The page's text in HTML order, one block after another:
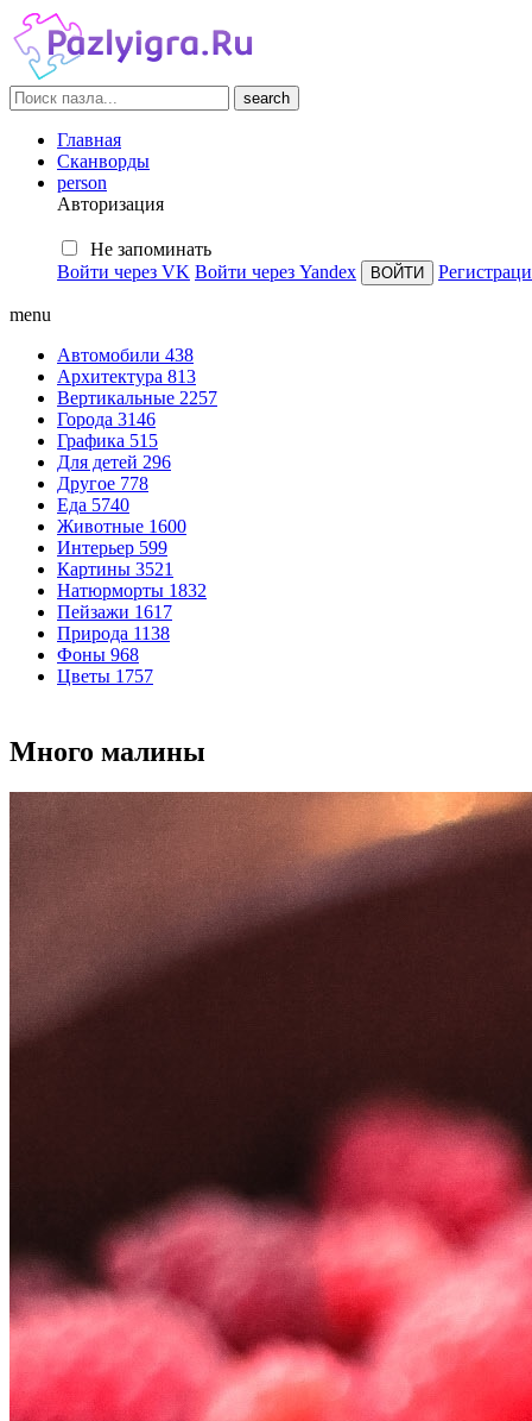
search
Главная
Сканворды
person
Авторизация
Не запоминать
Войти через VK Войти через Yandex
menu
Автомобили 438
Архитектура 813
Вертикальные 2257
Города 3146
Графика 515
Для детей 296
Другое 778
Еда 5740
Животные 1600
Интерьер 599
Картины 3521
Натюрморты 1832
Пейзажи 1617
Природа 1138
Фоны 968
Цветы 1757
Много малины